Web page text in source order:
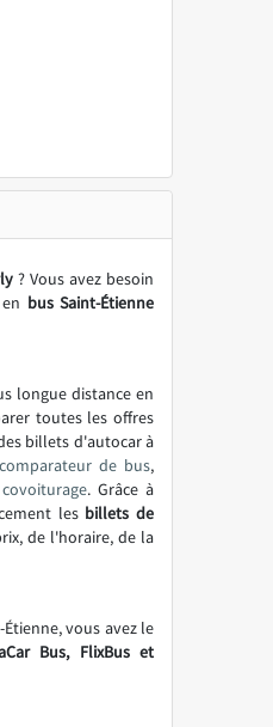
? Vous avez besoin
bus Saint-Étienne
longue distance en
toutes les offres
billets d'autocar à
comparateur de bus,
covoiturage. Grâce à
les billets de
de l'horaire, de la
vous avez le
Bus, FlixBus et